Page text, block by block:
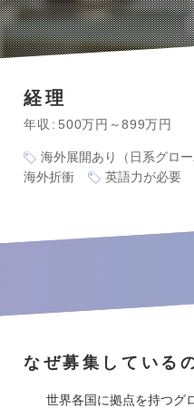
経理
年収 500万円～899万円
海外展開あり（日系グロー
海外折衝
英語力が必要
なぜ募集している
世界各国に拠点を持つグ